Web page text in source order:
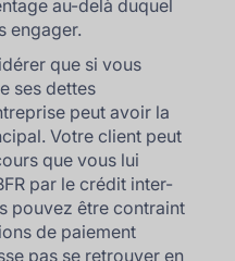
au-delà duquel
engager.
que si vous
ses dettes
peut avoir la
Votre client peut
que vous lui
par le crédit inter-
pouvez être contraint
de paiement
pas se retrouver en